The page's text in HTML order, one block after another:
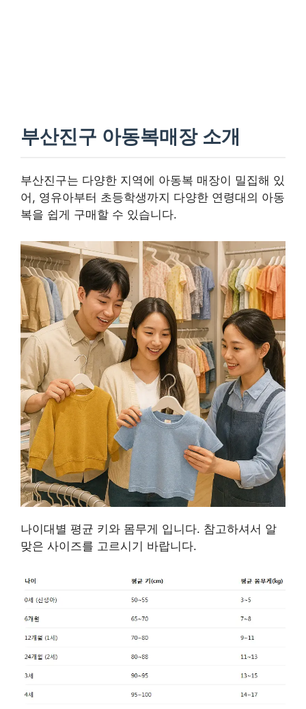
부산진구 아동복매장 소개
부산진구는 다양한 지역에 아동복 매장이 밀집해 있
어, 영유아부터 초등학생까지 다양한 연령대의 아동
복을 쉽게 구매할 수 있습니다.
나이대별 평균 키와 몸무게 입니다. 참고하셔서 알
맞은 사이즈를 고르시기 바랍니다.